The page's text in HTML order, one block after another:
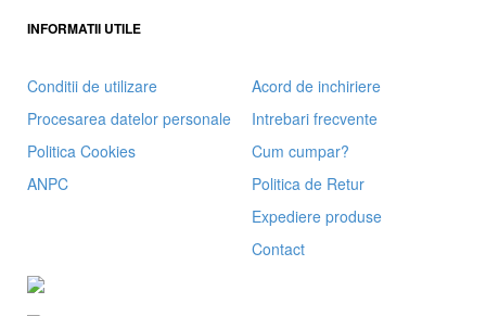
INFORMATII UTILE
Conditii de utilizare
Procesarea datelor personale
Politica Cookies
ANPC
Acord de inchiriere
Intrebari frecvente
Cum cumpar?
Politica de Retur
Expediere produse
Contact